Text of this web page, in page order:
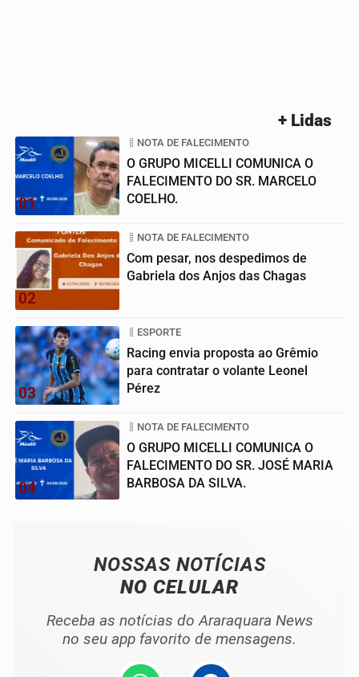
+ Lidas
01
NOTA DE FALECIMENTO
O GRUPO MICELLI COMUNICA O
FALECIMENTO DO SR. MARCELO
COELHO.
02
NOTA DE FALECIMENTO
Com pesar, nos despedimos de
Gabriela dos Anjos das Chagas
03
ESPORTE
Racing envia proposta ao Grêmio
para contratar o volante Leonel
Pérez
04
NOTA DE FALECIMENTO
O GRUPO MICELLI COMUNICA O
FALECIMENTO DO SR. JOSÉ MARIA
BARBOSA DA SILVA.
NOSSAS NOTÍCIAS
NO CELULAR
Receba as notícias do Araraquara News
no seu app favorito de mensagens.